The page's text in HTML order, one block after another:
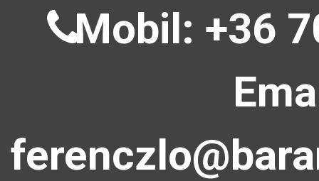
Mobil: +36